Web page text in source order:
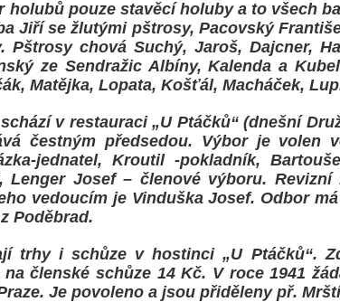
holubů pouze stavěcí holuby a to všech
Jiří se žlutými pštrosy, Pacovský
Pštrosy chová Suchý, Jaroš, Dajcner,
ze Sendražic Albíny, Kalenda a
Matějka, Lopata, Košťál, Macháček,
v restauraci „U Ptáčků“ (dnešní
čestným předsedou. Výbor je volen
jednatel, Kroutil -pokladník,
Lenger Josef – členové výboru.
vedoucím je Vinduška Josef. Odbor
Poděbrad.
trhy i schůze v hostinci „U Ptáčků“.
členské schůze 14 Kč. V roce 1941
Je povoleno a jsou přiděleny př.